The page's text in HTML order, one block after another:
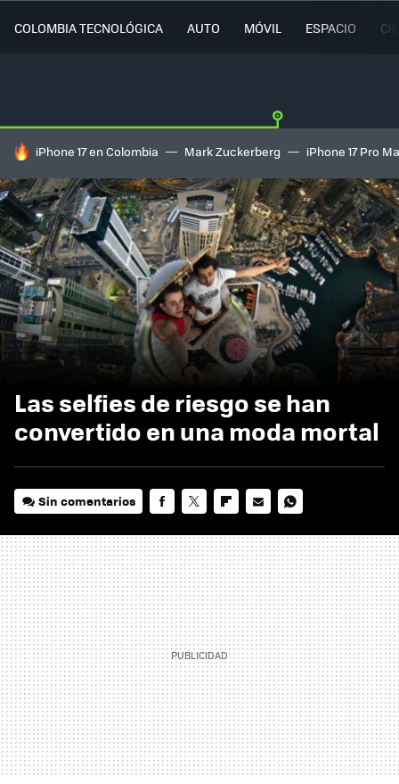
COLOMBIA TECNOLÓGICA AUTO MÓVIL ESPACIO
HOY SE HABLA DE
iPhone 17 en Colombia Mark Zuckerberg iPhone 17 Pro
Las selfies de riesgo se han
convertido en una moda mortal
Sin comentarios
MAIL